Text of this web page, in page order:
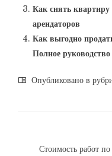
Как снять
арендаторов
Как выгодно
Полное руководство
Опубликовано в
Стоимость работ